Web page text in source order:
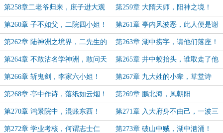
第258章二老爷归来，庶子进大观
园
第259章 大隋天师，阳神之境！
第260章 子不如父，二院四小姐！ 第261章 亭内风波恶，此人便是谢
观！
第262章 陆神洲之境界，二先生的
字！
第263章 湖中捞字，请他们落座！
第264章 不敢沽名学神洲，敢问天
下武道！
第265章 井中蛟抬头，谁取走了他
的传承！
第266章 斩鬼剑，李家六小姐！ 第267章 九大姓的小辈，草堂诗
社！
第268章 亭中作诗，落纸如云烟！ 第269章 鹏北海，凤朝阳
第270章 鸿景院中，混账东西！ 第271章 入大府身不由己，一波三
折！
第272章 学业考核，何谓志士仁 第273章 破山中贼，湖中汹涌！